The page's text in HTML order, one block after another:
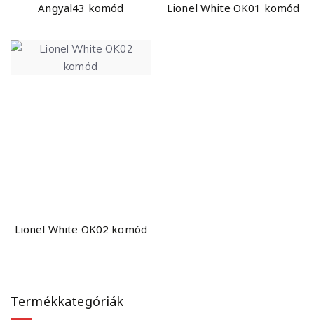
Angyal43 komód Lionel White OK01 komód
Lionel White OK02 komód
Termékkategóriák